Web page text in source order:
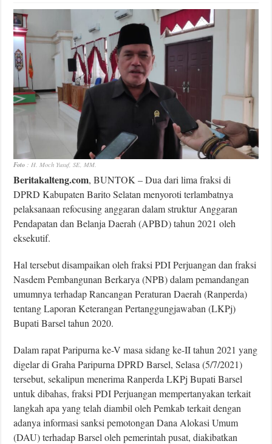
Foto : H. Moch Yusuf, SE, MM.
Beritakalteng.com, BUNTOK – Dua dari lima fraksi di
DPRD Kabupaten Barito Selatan menyoroti terlambatnya
pelaksanaan refocusing anggaran dalam struktur Anggaran
Pendapatan dan Belanja Daerah (APBD) tahun 2021 oleh
eksekutif.
Hal tersebut disampaikan oleh fraksi PDI Perjuangan dan fraksi
Nasdem Pembangunan Berkarya (NPB) dalam pemandangan
umumnya terhadap Rancangan Peraturan Daerah (Ranperda)
tentang Laporan Keterangan Pertanggungjawaban (LKPj)
Bupati Barsel tahun 2020.
Dalam rapat Paripurna ke-V masa sidang ke-II tahun 2021 yang
digelar di Graha Paripurna DPRD Barsel, Selasa (5/7/2021)
tersebut, sekalipun menerima Ranperda LKPj Bupati Barsel
untuk dibahas, fraksi PDI Perjuangan mempertanyakan terkait
langkah apa yang telah diambil oleh Pemkab terkait dengan
adanya informasi sanksi pemotongan Dana Alokasi Umum
(DAU) terhadap Barsel oleh pemerintah pusat, diakibatkan